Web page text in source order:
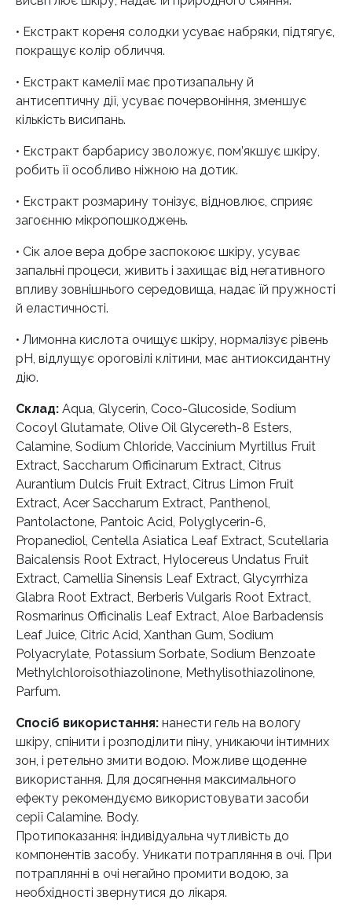
• Екстракт кореня солодки усуває набряки, підтягує,
покращує колір обличчя.
• Екстракт камелії має протизапальну й
антисептичну дії, усуває почервоніння, зменшує
кількість висипань.
• Екстракт барбарису зволожує, пом’якшує шкіру,
робить її особливо ніжною на дотик.
• Екстракт розмарину тонізує, відновлює, сприяє
загоєнню мікропошкоджень.
• Сік алое вера добре заспокоює шкіру, усуває
запальні процеси, живить і захищає від негативного
впливу зовнішнього середовища, надає їй пружності
й еластичності.
• Лимонна кислота очищує шкіру, нормалізує рівень
pH, відлущує ороговілі клітини, має антиоксидантну
дію.
Склад: Aqua, Glycerin, Coco-Glucoside, Sodium
Cocoyl Glutamate, Olive Oil Glycereth-8 Esters,
Calamine, Sodium Chloride, Vaccinium Myrtillus Fruit
Extract, Saccharum Officinarum Extract, Citrus
Aurantium Dulcis Fruit Extract, Citrus Limon Fruit
Extract, Acer Saccharum Extract, Panthenol,
Pantolactone, Pantoic Acid, Polyglycerin-6,
Propanediol, Centella Asiatica Leaf Extract, Scutellaria
Baicalensis Root Extract, Hylocereus Undatus Fruit
Extract, Camellia Sinensis Leaf Extract, Glycyrrhiza
Glabra Root Extract, Berberis Vulgaris Root Extract,
Rosmarinus Officinalis Leaf Extract, Aloe Barbadensis
Leaf Juice, Citric Acid, Xanthan Gum, Sodium
Polyacrylate, Potassium Sorbate, Sodium Benzoate
Methylchloroisothiazolinone, Methylisothiazolinone,
Parfum.
Спосіб використання: нанести гель на вологу
шкіру, спінити і розподілити піну, уникаючи інтимних
зон, i ретельно змити водою. Можливе щоденне
використання. Для досягнення максимального
ефекту рекомендуємо використовувати засоби
серії Calamine. Body.
Протипоказання: індивідуальна чутливість до
компонентів засобу. Уникати потрапляння в очі. При
потраплянні в очі негайно промити водою, за
необхідності звернутися до лікаря.